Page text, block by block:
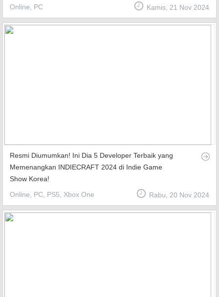
Online, PC Kamis, 21 Nov 2024
Resmi Diumumkan! Ini Dia 5 Developer Terbaik yang
Memenangkan INDIECRAFT 2024 di Indie Game
Show Korea!
Online, PC, PS5, Xbox One Rabu, 20 Nov 2024